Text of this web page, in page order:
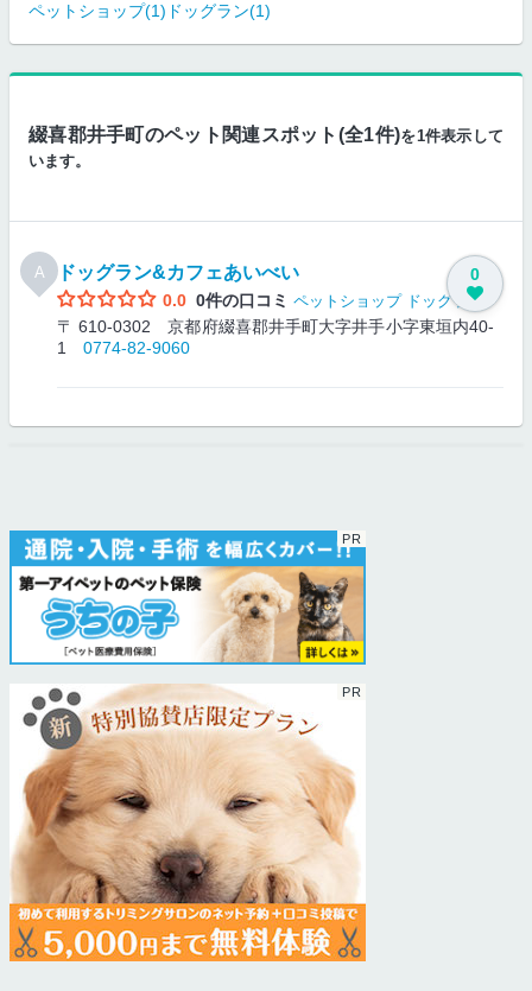
ペットショップ(1) ドッグラン(1)
綴喜郡井手町のペット関連スポット(全1件)を1件表示して
います。
A ドッグラン&カフェあいべい
0.0 0件の口コミ ペットショップ ドッグラン
〒 610-0302 京都府綴喜郡井手町大字井手小字東垣内40-
1 0774-82-9060
0